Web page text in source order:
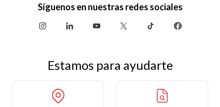
Síguenos en nuestras redes sociales
Estamos para ayudarte